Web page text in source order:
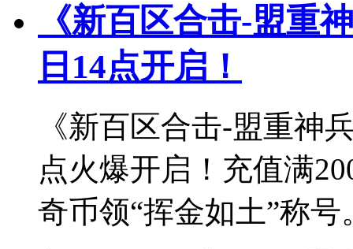
《新百区合击-盟重
日14点开启！
《新百区合击-盟重神
点火爆开启！充值满
奇币领“挥金如土”称